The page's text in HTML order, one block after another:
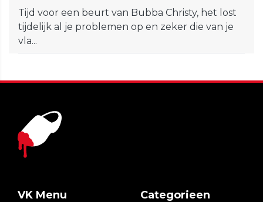
Tijd voor een beurt van Bubba Christy, het lost
tijdelijk al je problemen op en zeker die van je
vla...
VK Menu Categorieen